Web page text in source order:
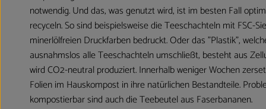
notwendig. Und das, was genutzt wird, ist im besten Fall
recyceln. So sind beispielsweise die Teeschachteln mit FSC-
minerlölfreien Druckfarben bedruckt. Oder das "Plastik",
ausnahmslos alle Teeschachteln umschließt, besteht aus
wird CO2-neutral produziert. Innerhalb weniger Wochen
Folien im Hauskompost in ihre natürlichen Bestandteile.
kompostierbar sind auch die Teebeutel aus Faserbananen.